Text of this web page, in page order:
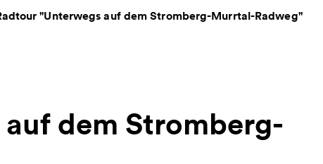
"Unterwegs auf dem Stromberg-Murrtal-Radweg"
dem Stromberg-